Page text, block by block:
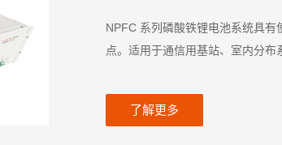
NPFC 系列磷酸铁锂电池系统具
点。适用于通信用基站、室内分布
了解更多